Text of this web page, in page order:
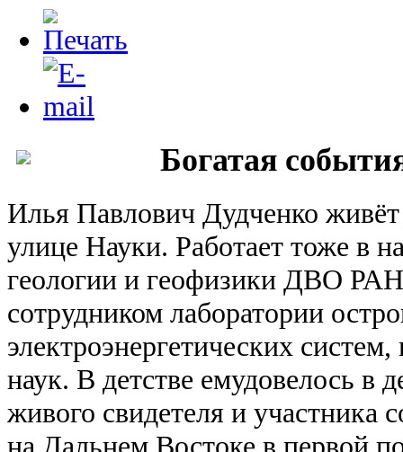
Богатая
Илья Павлович Дудченко
улице Науки. Работает тоже в
геологии и геофизики ДВО
сотрудником лаборатории
электроэнергетических
наук. В детстве емудовелось в
живого свидетеля и участника